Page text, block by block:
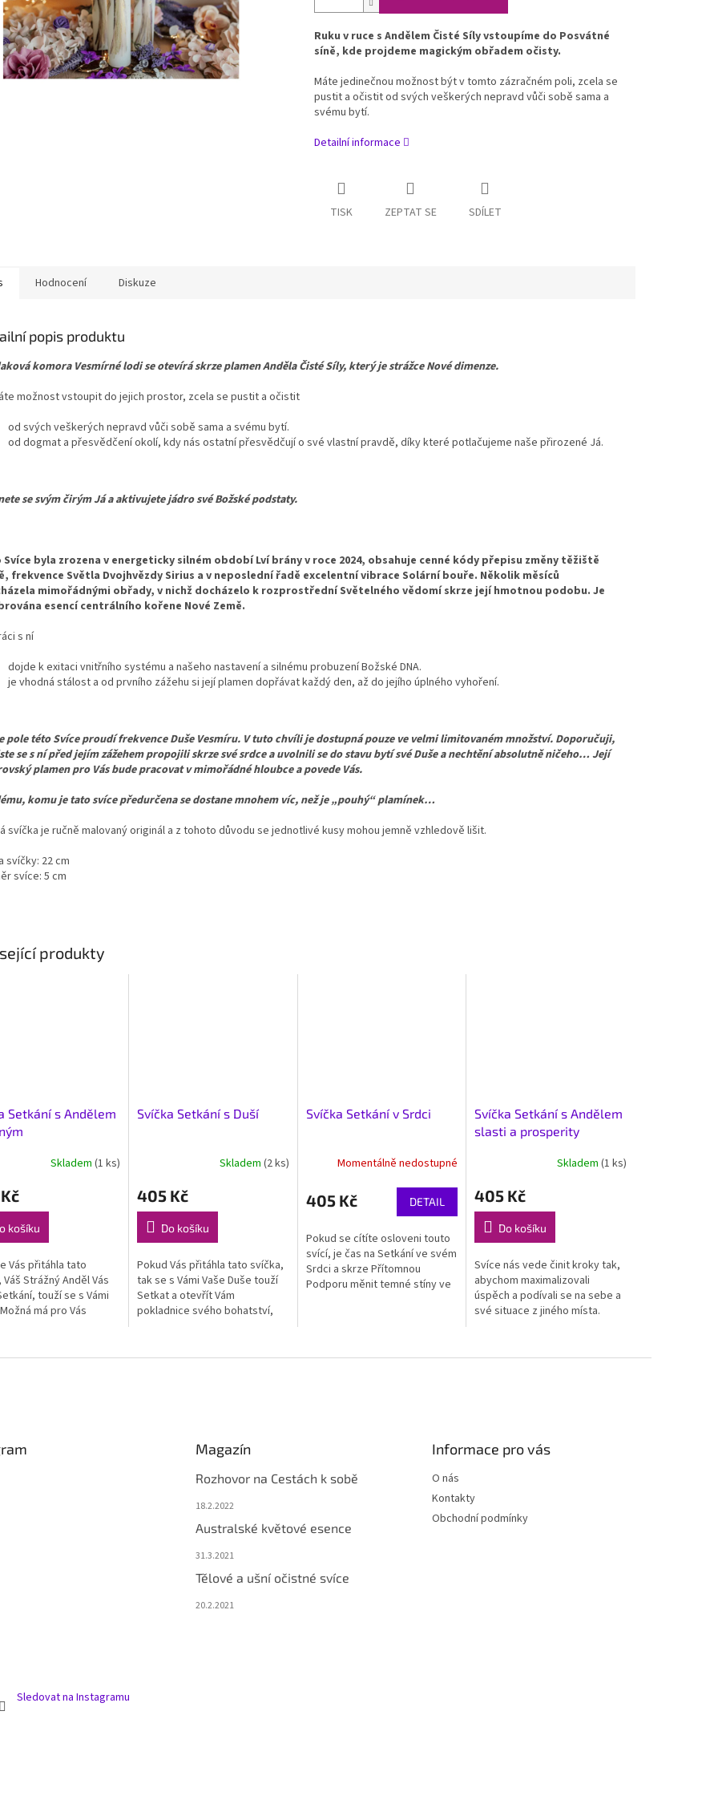
Ruku v ruce s Andělem Čisté Síly vstoupíme do Posvátné
síně, kde projdeme magickým obřadem očisty.
Máte jedinečnou možnost být v tomto zázračném poli, zcela se
pustit a očistit od svých veškerých nepravd vůči sobě sama a
svému bytí.
Detailní informace
TISK ZEPTAT SE SDÍLET
produkty
Setkání s Andělem
Skladem (1 ks)
košíku
Vás přitáhla tato
Strážný Anděl Vás
touží se s Vámi
má pro Vás
Svíčka Setkání s Duší
Skladem (2 ks)
405 Kč
Do košíku
Pokud Vás přitáhla tato svíčka,
tak se s Vámi Vaše Duše touží
Setkat a otevřít Vám
pokladnice svého bohatství,
bytí...
Svíčka Setkání v Srdci
Momentálně nedostupné
405 Kč DETAIL
Pokud se cítíte osloveni touto
svící, je čas na Setkání ve svém
Srdci a skrze Přítomnou
Podporu měnit temné stíny ve
Svíčka Setkání s Andělem
slasti a prosperity
Skladem (1 ks)
405 Kč
Do košíku
Svíce nás vede činit kroky tak,
abychom maximalizovali
úspěch a podívali se na sebe a
své situace z jiného místa.
Hodnocení Diskuze
popis produktu
komora Vesmírné lodi se otevírá skrze plamen Anděla Čisté Síly, který je strážce Nové dimenze.
možnost vstoupit do jejich prostor, zcela se pustit a očistit
od svých veškerých nepravd vůči sobě sama a svému bytí.
od dogmat a přesvědčení okolí, kdy nás ostatní přesvědčují o své vlastní pravdě, díky které potlačujeme naše přirozené Já.
se svým čirým Já a aktivujete jádro své Božské podstaty.
Svíce byla zrozena v energeticky silném období Lví brány v roce 2024, obsahuje cenné kódy přepisu změny těžiště
frekvence Světla Dvojhvězdy Sirius a v neposlední řadě excelentní vibrace Solární bouře. Několik měsíců
mimořádnými obřady, v nichž docházelo k rozprostřední Světelného vědomí skrze její hmotnou podobu. Je
esencí centrálního kořene Nové Země.
s ní
dojde k exitaci vnitřního systému a našeho nastavení a silnému probuzení Božské DNA.
je vhodná stálost a od prvního zážehu si její plamen dopřávat každý den, až do jejího úplného vyhoření.
pole této Svíce proudí frekvence Duše Vesmíru. V tuto chvíli je dostupná pouze ve velmi limitovaném množství. Doporučuji,
se s ní před jejím zážehem propojili skrze své srdce a uvolnili se do stavu bytí své Duše a nechtění absolutně ničeho… Její
plamen pro Vás bude pracovat v mimořádné hloubce a povede Vás.
komu je tato svíce předurčena se dostane mnohem víc, než je „pouhý“ plamínek…
svíčka je ručně malovaný originál a z tohoto důvodu se jednotlivé kusy mohou jemně vzhledově lišit.
svíčky: 22 cm
svíce: 5 cm
Sledovat na Instagramu
Magazín
Rozhovor na Cestách k sobě
18.2.2022
Australské květové esence
31.3.2021
Tělové a ušní očistné svíce
20.2.2021
Informace pro vás
O nás
Kontakty
Obchodní podmínky